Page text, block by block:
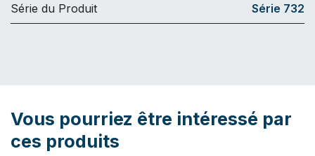
Série du Produit Série 732
Vous pourriez être intéressé par
ces produits